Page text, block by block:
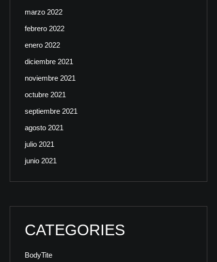
marzo 2022
febrero 2022
enero 2022
diciembre 2021
noviembre 2021
octubre 2021
septiembre 2021
agosto 2021
julio 2021
junio 2021
CATEGORIES
BodyTite